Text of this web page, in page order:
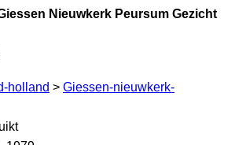
Nieuwkerk Peursum Gezicht
holland > Giessen-nieuwkerk-